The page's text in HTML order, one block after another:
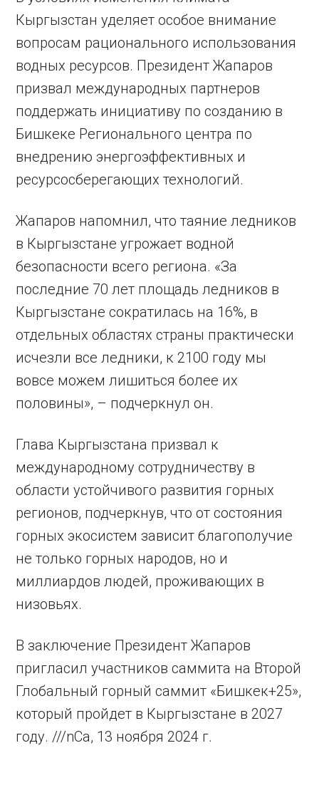
Кыргызстан уделяет особое внимание
вопросам рационального использования
водных ресурсов. Президент Жапаров
призвал международных партнеров
поддержать инициативу по созданию в
Бишкеке Регионального центра по
внедрению энергоэффективных и
ресурсосберегающих технологий.
Жапаров напомнил, что таяние ледников
в Кыргызстане угрожает водной
безопасности всего региона. «За
последние 70 лет площадь ледников в
Кыргызстане сократилась на 16%, в
отдельных областях страны практически
исчезли все ледники, к 2100 году мы
вовсе можем лишиться более их
половины», – подчеркнул он.
Глава Кыргызстана призвал к
международному сотрудничеству в
области устойчивого развития горных
регионов, подчеркнув, что от состояния
горных экосистем зависит благополучие
не только горных народов, но и
миллиардов людей, проживающих в
низовьях.
В заключение Президент Жапаров
пригласил участников саммита на Второй
Глобальный горный саммит «Бишкек+25»,
который пройдет в Кыргызстане в 2027
году. ///nCa, 13 ноября 2024 г.